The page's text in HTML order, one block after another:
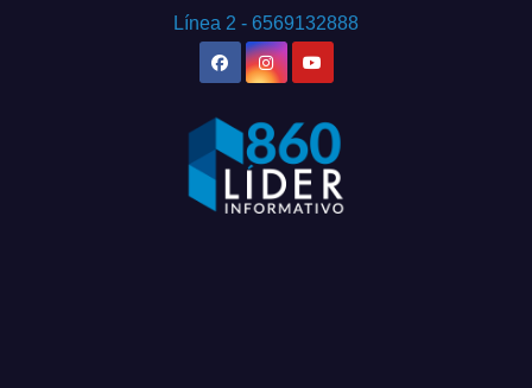
Línea 2 - 6569132888